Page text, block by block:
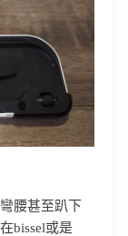
腰甚至趴下
bissel或是